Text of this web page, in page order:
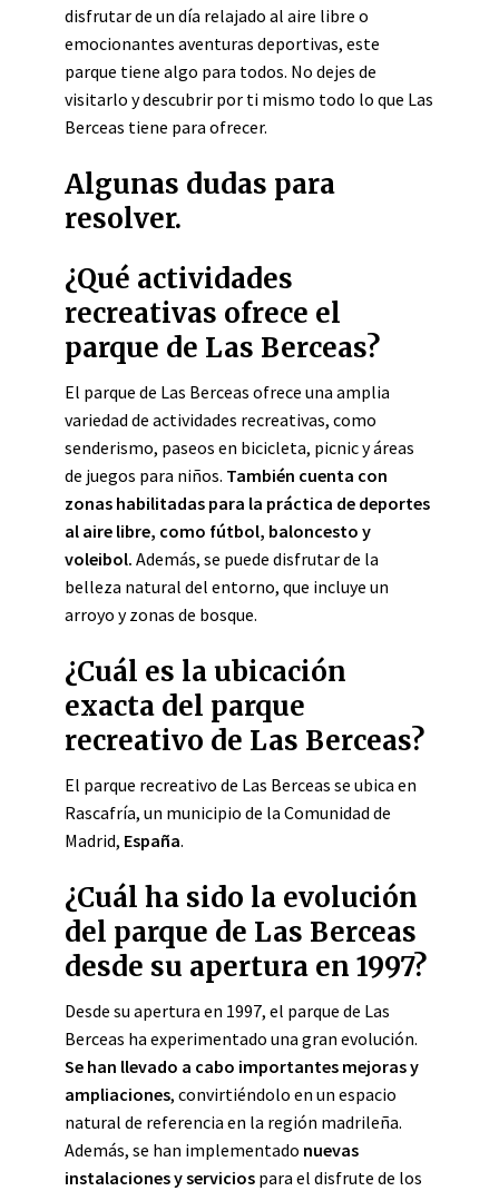
disfrutar de un día relajado al aire libre o
emocionantes aventuras deportivas, este
parque tiene algo para todos. No dejes de
visitarlo y descubrir por ti mismo todo lo que Las
Berceas tiene para ofrecer.
Algunas dudas para
resolver.
¿Qué actividades
recreativas ofrece el
parque de Las Berceas?
El parque de Las Berceas ofrece una amplia
variedad de actividades recreativas, como
senderismo, paseos en bicicleta, picnic y áreas
de juegos para niños. También cuenta con
zonas habilitadas para la práctica de deportes
al aire libre, como fútbol, baloncesto y
voleibol. Además, se puede disfrutar de la
belleza natural del entorno, que incluye un
arroyo y zonas de bosque.
¿Cuál es la ubicación
exacta del parque
recreativo de Las Berceas?
El parque recreativo de Las Berceas se ubica en
Rascafría, un municipio de la Comunidad de
Madrid, España.
¿Cuál ha sido la evolución
del parque de Las Berceas
desde su apertura en 1997?
Desde su apertura en 1997, el parque de Las
Berceas ha experimentado una gran evolución.
Se han llevado a cabo importantes mejoras y
ampliaciones, convirtiéndolo en un espacio
natural de referencia en la región madrileña.
Además, se han implementado nuevas
instalaciones y servicios para el disfrute de los